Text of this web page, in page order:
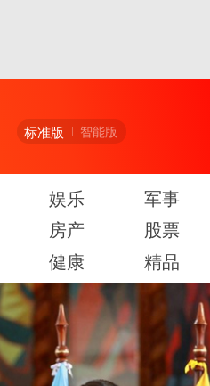
标准版 智能版
娱乐 军事
房产 股票
健康 精品